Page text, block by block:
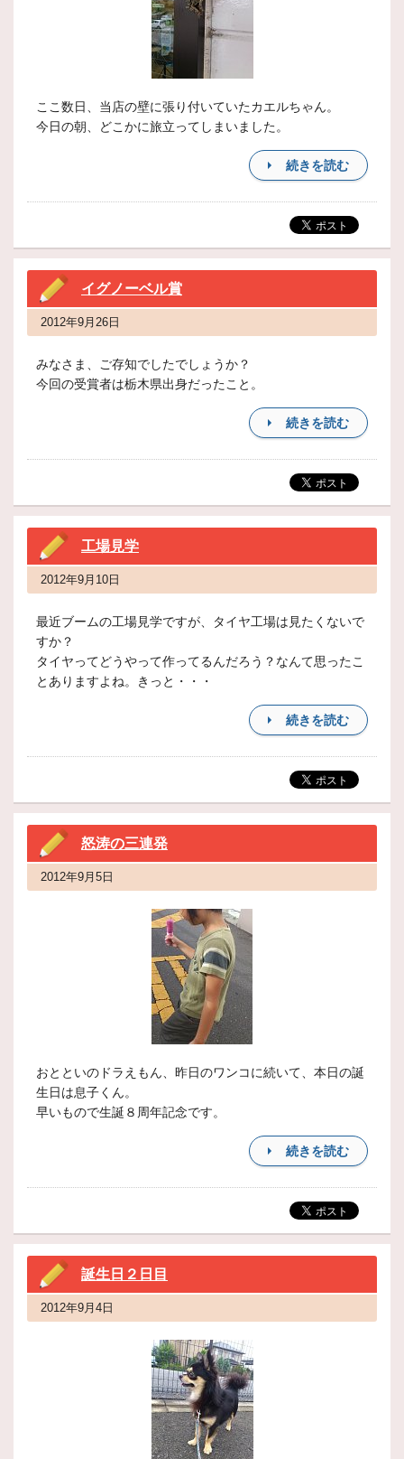
ここ数日、当店の壁に張り付いていたカエルちゃん。
今日の朝、どこかに旅立ってしまいました。
続きを読む
イグノーベル賞
2012年9月26日
みなさま、ご存知でしたでしょうか？
今回の受賞者は栃木県出身だったこと。
続きを読む
工場見学
2012年9月10日
最近ブームの工場見学ですが、タイヤ工場は見たくないで
すか？
タイヤってどうやって作ってるんだろう？なんて思ったこ
とありますよね。きっと・・・
続きを読む
怒涛の三連発
2012年9月5日
おとといのドラえもん、昨日のワンコに続いて、本日の誕
生日は息子くん。
早いもので生誕８周年記念です。
続きを読む
誕生日２日目
2012年9月4日